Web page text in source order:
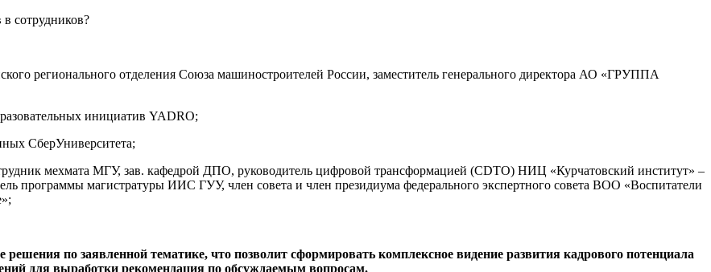
сотрудников?
регионального отделения Союза машиностроителей России, заместитель генерального директора АО «ГРУППА
инициатив YADRO;
СберУниверситета;
мехмата МГУ, зав. кафедрой ДПО, руководитель цифровой трансформацией (CDTO) НИЦ «Курчатовский институт» –
программы магистратуры ИИС ГУУ, член совета и член президиума федерального экспертного совета ВОО «Воспитатели
по заявленной тематике, что позволит сформировать комплексное видение развития кадрового потенциала
для выработки рекомендация по обсуждаемым вопросам.